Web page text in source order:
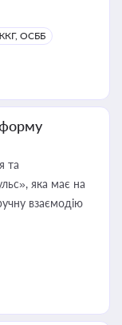
ОСББ
та
яка має на
взаємодію